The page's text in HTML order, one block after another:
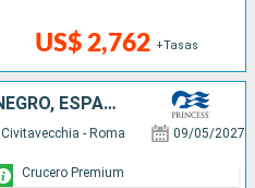
US$ 2,762 +Tasas
TURQUÍA, GRECIA, MONTENEGRO, ESPAÑA, FRANCIA, ITALIA
Civitavecchia - Roma 09/05/2027
Crucero Premium